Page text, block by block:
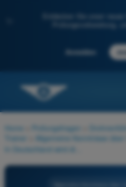
Entdecken Sie unser
Prüfungsvorbereitung,
Anmelden
Home Prüfungsfragen
Trainer
Allgemeine Kenntnisse über